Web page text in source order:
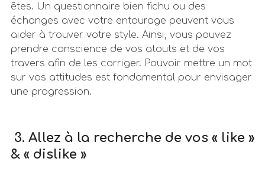
êtes. Un questionnaire bien fichu ou des
échanges avec votre entourage peuvent vous
aider à trouver votre style. Ainsi, vous pouvez
prendre conscience de vos atouts et de vos
travers afin de les corriger. Pouvoir mettre un mot
sur vos attitudes est fondamental pour envisager
une progression.
3. Allez à la recherche de vos « like »
& « dislike »